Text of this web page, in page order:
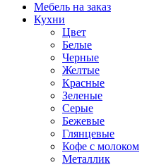
Мебель на заказ
Кухни
Цвет
Белые
Черные
Желтые
Красные
Зеленые
Серые
Бежевые
Глянцевые
Кофе с молоком
Металлик